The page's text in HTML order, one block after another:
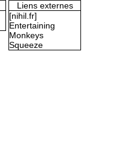
Liens externes
[nihil.fr]
Entertaining
Monkeys
Squeeze